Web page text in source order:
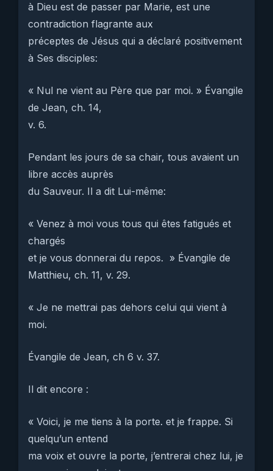
à Dieu est de passer par Marie, est une
contradiction flagrante aux
préceptes de Jésus qui a déclaré positivement
à Ses disciples:
« Nul ne vient au Père que par moi. » Évangile
de Jean, ch. 14,
v. 6.
Pendant les jours de sa chair, tous avaient un
libre accès auprès
du Sauveur. Il a dit Lui-même:
« Venez à moi vous tous qui êtes fatigués et
chargés
et je vous donnerai du repos. » Évangile de
Matthieu, ch. 11, v. 29.
« Je ne mettrai pas dehors celui qui vient à
moi.
Évangile de Jean, ch 6 v. 37.
Il dit encore :
« Voici, je me tiens à la porte. et je frappe. Si
quelqu’un entend
ma voix et ouvre la porte, j’entrerai chez lui, je